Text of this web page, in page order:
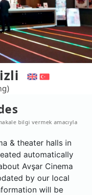
bilgi vermek amacıyla
& theater halls in
automatically
Avşar Cinema
by our local
will be